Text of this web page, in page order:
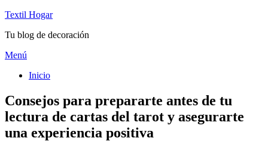
Textil Hogar
Tu blog de decoración
Saltar
contenido
Menú
Inicio
Consejos para prepararte antes de tu
lectura de cartas del tarot y asegurarte
una experiencia positiva